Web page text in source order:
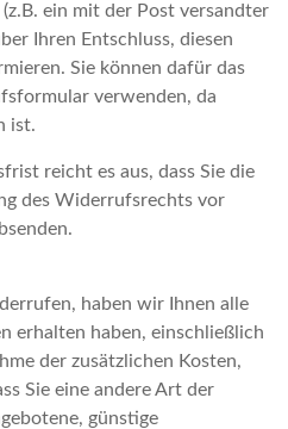
ein mit der Post versandter
Ihren Entschluss, diesen
Sie können dafür das
verwenden, da
ist.
reicht es aus, dass Sie die
des Widerrufsrechts vor
haben wir Ihnen alle
erhalten haben, einschließlich
der zusätzlichen Kosten,
Sie eine andere Art der
günstige